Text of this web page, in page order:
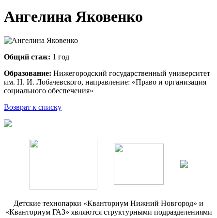
Ангелина Яковенко
Общий стаж: 1 год
Образование: Нижегородский государственный университет
им. Н. И. Лобачевского, направление: «Право и организация
социального обеспечения»
Возврат к списку
Детские технопарки «Кванториум Нижний Новгород» и
«Кванториум ГАЗ» являются структурными подразделениями